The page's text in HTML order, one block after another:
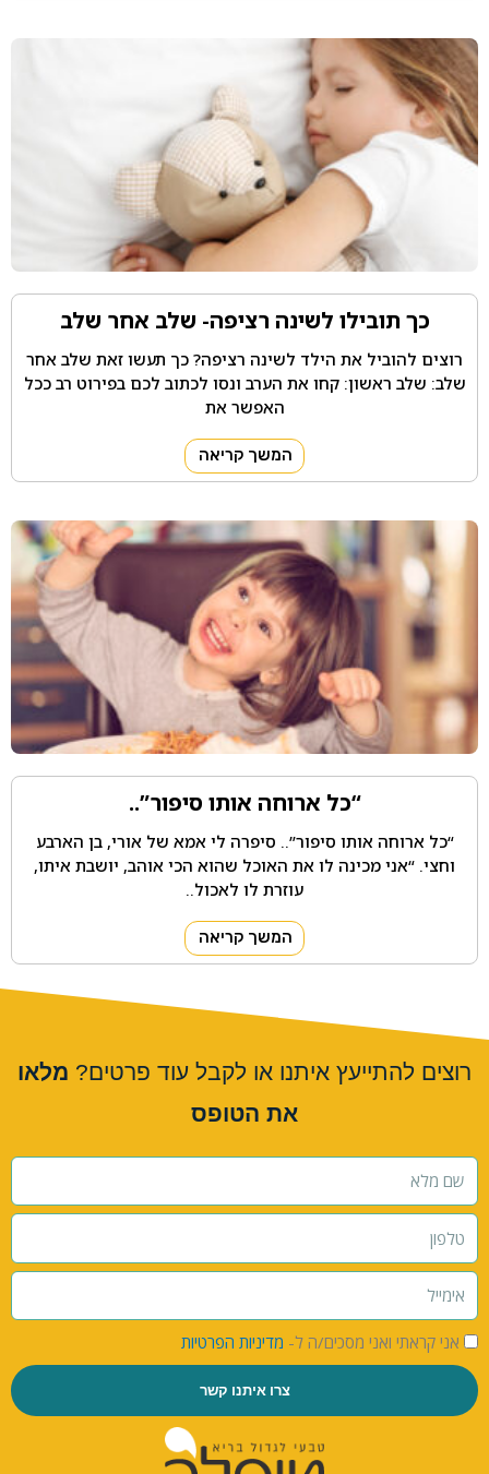
כך תובילו לשינה רציפה- שלב אחר שלב
רוצים להוביל את הילד לשינה רציפה? כך תעשו זאת שלב אחר
שלב: שלב ראשון: קחו את הערב ונסו לכתוב לכם בפירוט רב ככל
האפשר את
המשך קריאה
“כל ארוחה אותו סיפור”..
“כל ארוחה אותו סיפור”.. סיפרה לי אמא של אורי, בן הארבע
וחצי. “אני מכינה לו את האוכל שהוא הכי אוהב, יושבת איתו,
עוזרת לו לאכול..
המשך קריאה
רוצים להתייעץ איתנו או לקבל עוד פרטים? מלאו
את הטופס
אני קראתי ואני מסכים/ה ל- מדיניות הפרטיות
צרו איתנו קשר